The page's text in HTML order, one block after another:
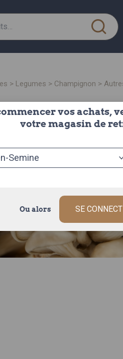
> legumes > champignon >
vos achats,
votre magasin de
Ou alors SE